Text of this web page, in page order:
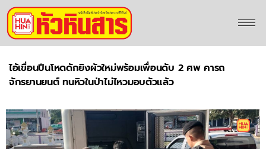
ไอ้เขื่อนปืนโหดดักยิงผัวใหม่พร้อมเพื่อนดับ 2 ศพ คารถ
จักรยานยนต์ ทนหิวในป่าไม่ไหวมอบตัวแล้ว